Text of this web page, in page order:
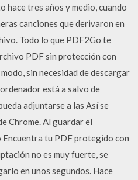
hace tres años y medio, cuando
canciones que derivaron en
Todo lo que PDF2Go te
PDF sin protección con
sin necesidad de descargar
está a salvo de
adjuntarse a las Así se
Chrome. Al guardar el
tu PDF protegido con
no es muy fuerte, se
en unos segundos. Hace